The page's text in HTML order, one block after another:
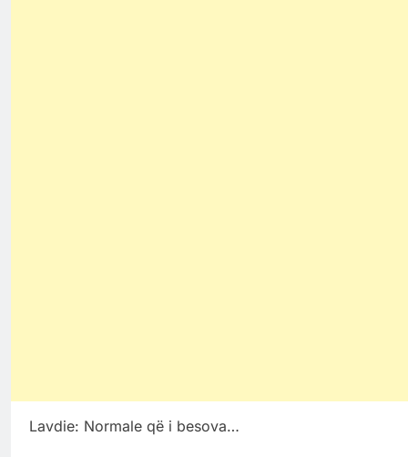
Lavdie: Normale që i besova…